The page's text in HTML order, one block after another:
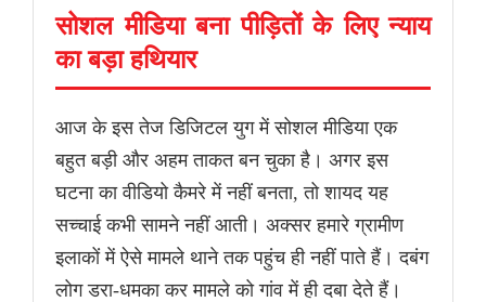
सोशल मीडिया बना पीड़ितों के लिए न्याय
का बड़ा हथियार
आज के इस तेज डिजिटल युग में सोशल मीडिया एक
बहुत बड़ी और अहम ताकत बन चुका है। अगर इस
घटना का वीडियो कैमरे में नहीं बनता, तो शायद यह
सच्चाई कभी सामने नहीं आती। अक्सर हमारे ग्रामीण
इलाकों में ऐसे मामले थाने तक पहुंच ही नहीं पाते हैं। दबंग
लोग डरा-धमका कर मामले को गांव में ही दबा देते हैं।